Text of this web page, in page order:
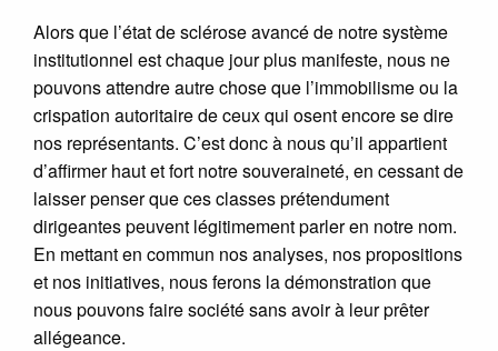
Alors que l’état de sclérose avancé de notre système
institutionnel est chaque jour plus manifeste, nous ne
pouvons attendre autre chose que l’immobilisme ou la
crispation autoritaire de ceux qui osent encore se dire
nos représentants. C’est donc à nous qu’il appartient
d’affirmer haut et fort notre souveraineté, en cessant de
laisser penser que ces classes prétendument
dirigeantes peuvent légitimement parler en notre nom.
En mettant en commun nos analyses, nos propositions
et nos initiatives, nous ferons la démonstration que
nous pouvons faire société sans avoir à leur prêter
allégeance.